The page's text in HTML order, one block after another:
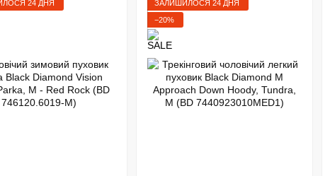
24 ДНЯ
ЗАЛИШИЛОСЯ 24 ДНЯ
−20%